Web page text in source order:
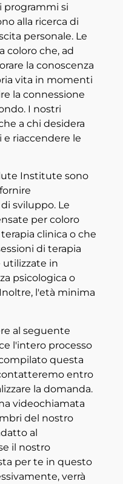
programmi si
alla ricerca di
personale. Le
coloro che, ad
la conoscenza
vita in momenti
la connessione
I nostri
a chi desidera
riaccendere le
Institute sono
sviluppo. Le
per coloro
clinica o che
di terapia
utilizzate in
psicologica o
l'età minima
al seguente
l'intero processo
questa
entro
la domanda.
videochiamata
del nostro
al
il nostro
per te in questo
verrà